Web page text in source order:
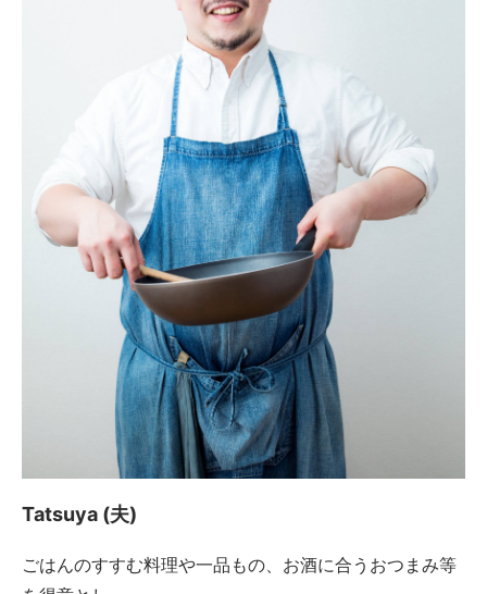
Tatsuya (夫)
ごはんのすすむ料理や一品もの、お酒に合うおつまみ等